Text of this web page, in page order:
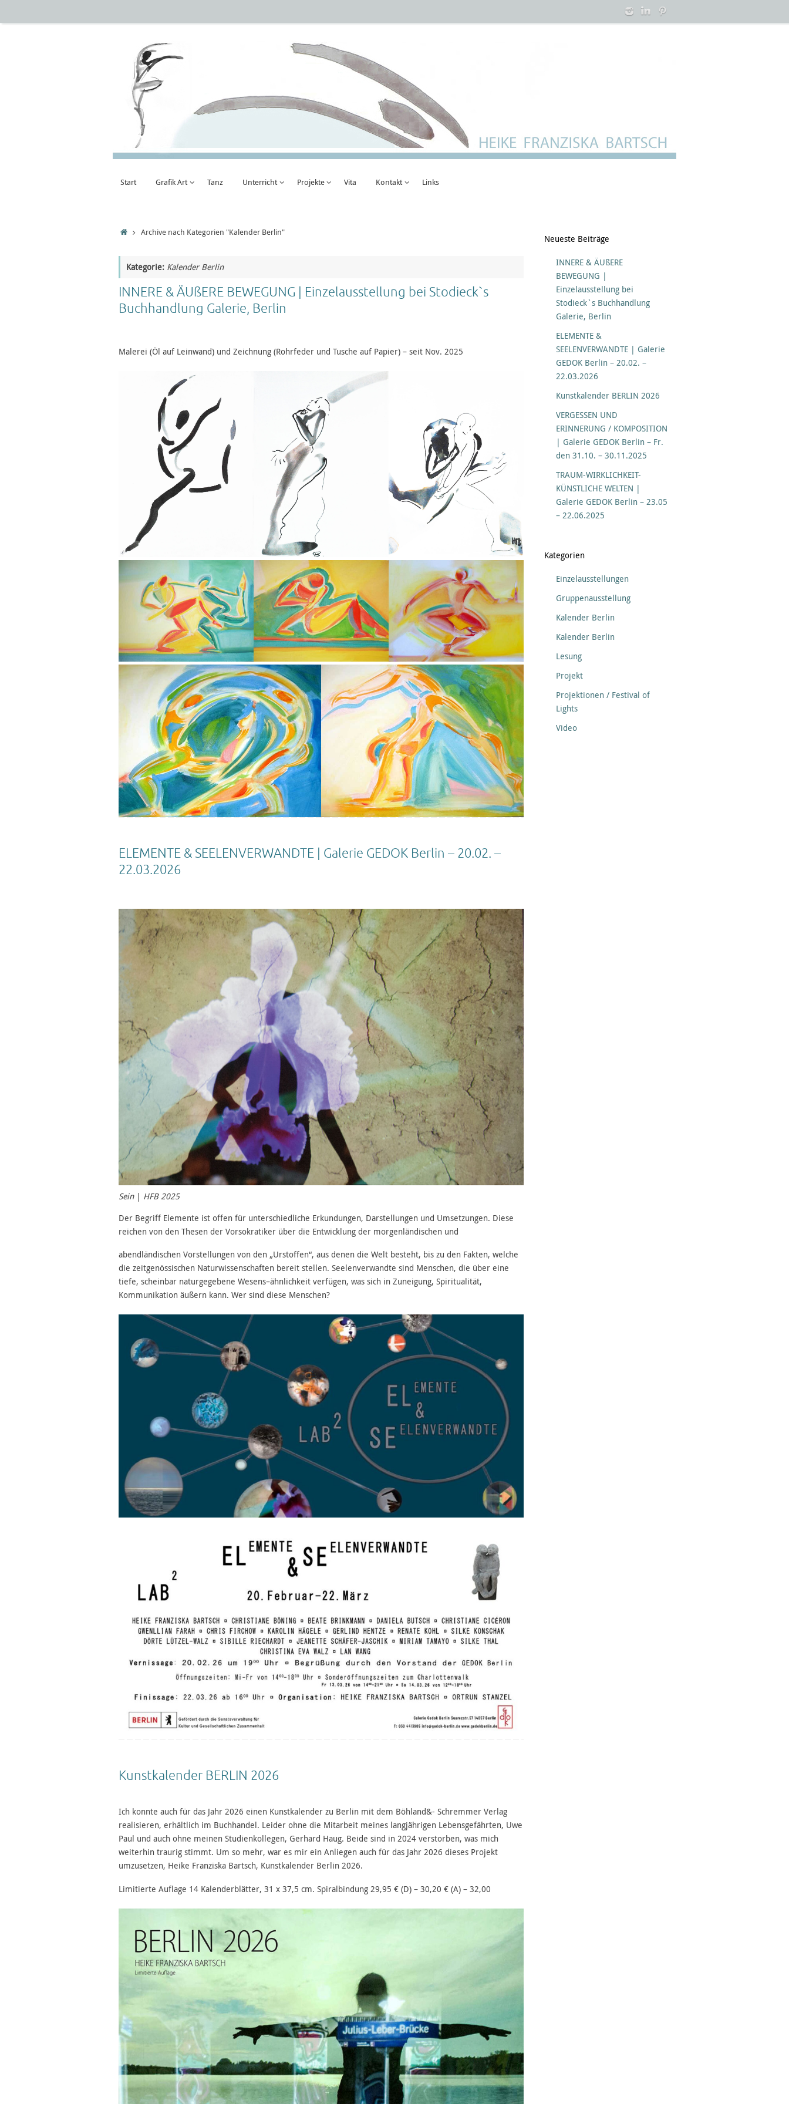
Inhalt
Start Grafik Art Tanz Unterricht Projekte Vita Kontakt Links
Startseite
Archive nach Kategorien "Kalender Berlin"
Kategorie: Kalender Berlin
INNERE & ÄUßERE BEWEGUNG | Einzelausstellung bei Stodieck`s
Buchhandlung Galerie, Berlin
Malerei (Öl auf Leinwand) und Zeichnung (Rohrfeder und Tusche auf Papier) – seit Nov. 2025
ELEMENTE & SEELENVERWANDTE | Galerie GEDOK Berlin – 20.02. –
22.03.2026
Sein| HFB 2025
Der Begriff Elemente ist offen für unterschiedliche Erkundungen, Darstellungen und Umsetzungen. Diese
reichen von den Thesen der Vorsokratiker über die Entwicklung der morgenländischen und
abendländischen Vorstellungen von den „Urstof­fen“, aus denen die Welt besteht, bis zu den Fakten, welche
die zeitgenössischen Naturwissenschaften bereit stellen. Seelenverwandte sind Menschen, die über eine
tiefe, scheinbar naturgegebene Wesens–ähnlichkeit verfügen, was sich in Zuneigung, Spiritualität,
Kommunikation äußern kann. Wer sind diese Menschen?
Kunstkalender BERLIN 2026
Ich konnte auch für das Jahr 2026 einen Kunstkalender zu Berlin mit dem Böhland&- Schremmer Verlag
realisieren, erhältlich im Buchhandel. Leider ohne die Mitarbeit meines langjährigen Lebensgefährten, Uwe
Paul und auch ohne meinen Studienkollegen, Gerhard Haug. Beide sind in 2024 verstorben, was mich
weiterhin traurig stimmt. Um so mehr, war es mir ein Anliegen auch für das Jahr 2026 dieses Projekt
umzusetzen, Heike Franziska Bartsch, Kunstkalender Berlin 2026.
Limitierte Auflage 14 Kalenderblätter, 31 x 37,5 cm. Spiralbindung 29,95 € (D) – 30,20 € (A) – 32,00
Neueste Beiträge
INNERE & ÄUßERE
BEWEGUNG |
Einzelausstellung bei
Stodieck`s Buchhandlung
Galerie, Berlin
ELEMENTE &
SEELENVERWANDTE | Galerie
GEDOK Berlin – 20.02. –
22.03.2026
Kunstkalender BERLIN 2026
VERGESSEN UND
ERINNERUNG / KOMPOSITION
| Galerie GEDOK Berlin – Fr.
den 31.10. – 30.11.2025
TRAUM-WIRKLICHKEIT-
KÜNSTLICHE WELTEN |
Galerie GEDOK Berlin – 23.05
– 22.06.2025
Kategorien
Einzelausstellungen
Gruppenausstellung
Kalender Berlin
Kalender Berlin
Lesung
Projekt
Projektionen / Festival of
Lights
Video